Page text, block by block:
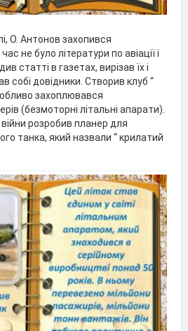
О. Антонов захопився
не було літератури по авіації і
статті в газетах, вирізав їх і
собі довідники. Створив клуб “
захоплювався
(безмоторні літальні апарати).
війни розробив планер для
танка, який назвали “ крилатий